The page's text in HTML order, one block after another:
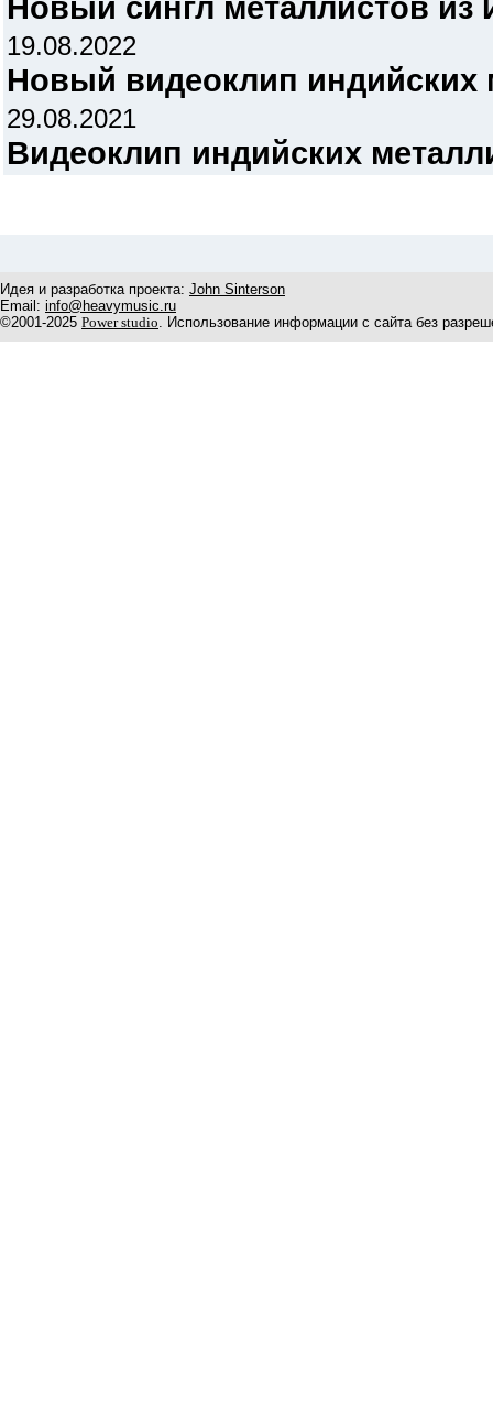
19.08.2022
Новый видеоклип индийских
29.08.2021
Видеоклип индийских
Идея и разработка проекта: John Sinterson
Email: info@heavymusic.ru
©2001-2025 Power studio. Использование информации с сайта без